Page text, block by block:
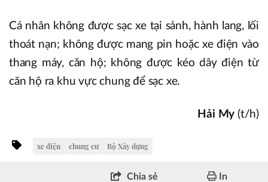
Cá nhân không được sạc xe tại sảnh, hành lang, lối
thoát nạn; không được mang pin hoặc xe điện vào
thang máy, căn hộ; không được kéo dây điện từ
căn hộ ra khu vực chung để sạc xe.
Hải My (t/h)
xe điện chung cư Bộ Xây dựng
Chia sẻ In